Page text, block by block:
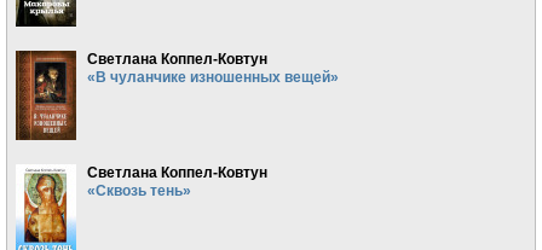
Светлана Коппел-Ковтун
«В чуланчике изношенных вещей»
Светлана Коппел-Ковтун
«Сквозь тень»